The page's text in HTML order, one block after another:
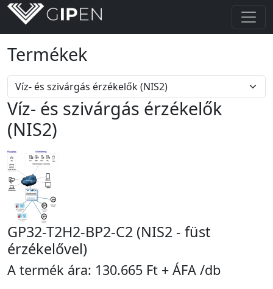
Termékek
Víz- és szivárgás érzékelők
(NIS2)
GP32-T2H2-BP2-C2 (NIS2 - füst
érzékelővel)
A termék ára: 130.665 Ft + ÁFA /db